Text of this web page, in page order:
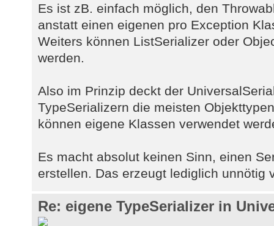
Es ist zB. einfach möglich, den
anstatt einen eigenen pro Exception
Weiters können ListSerializer oder
werden.
Also im Prinzip deckt der
TypeSerializern die meisten
können eigene Klassen verwendet
Es macht absolut keinen Sinn, einen
erstellen. Das erzeugt lediglich unnötig
Re: eigene TypeSerializer in